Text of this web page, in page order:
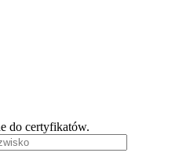
do certyfikatów.